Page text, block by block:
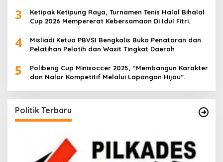
3
Ketipak Ketipung Raya, Turnamen Tenis Halal Bihalal
Cup 2026 Mempererat Kebersamaan Di Idul Fitri.
4
Misliadi Ketua PBVSI Bengkalis Buka Penataran dan
Pelatihan Pelatih dan Wasit Tingkat Daerah
5
Polibeng Cup Minisoccer 2025, “Membangun Karakter
dan Nalar Kompetitif Melalui Lapangan Hijau”.
Politik Terbaru